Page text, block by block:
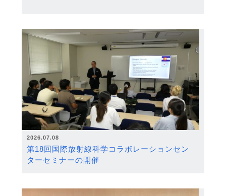
2026.07.08
第18回国際放射線科学コラボレーションセン
ターセミナーの開催